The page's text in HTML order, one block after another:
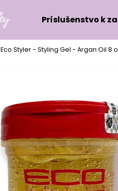
Príslušenstvo k
Eco Styler - Styling Gel - Argan Oil 8